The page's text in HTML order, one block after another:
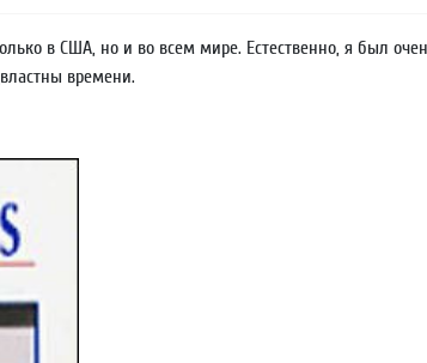
в США, но и во всем мире. Естественно, я был
времени.